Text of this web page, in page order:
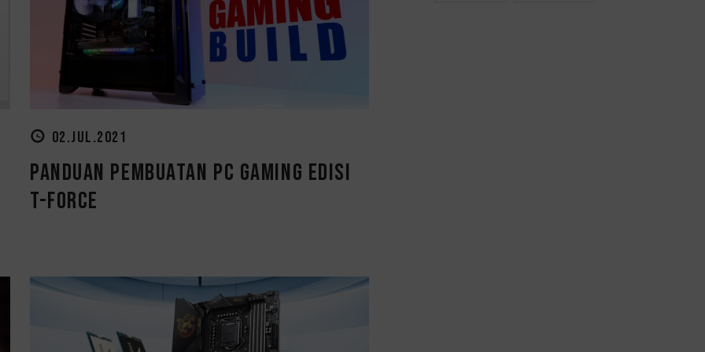
02.JUL.2021
Panduan Pembuatan PC Gaming edisi
T-FORCE